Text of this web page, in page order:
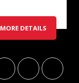
MORE DETAILS